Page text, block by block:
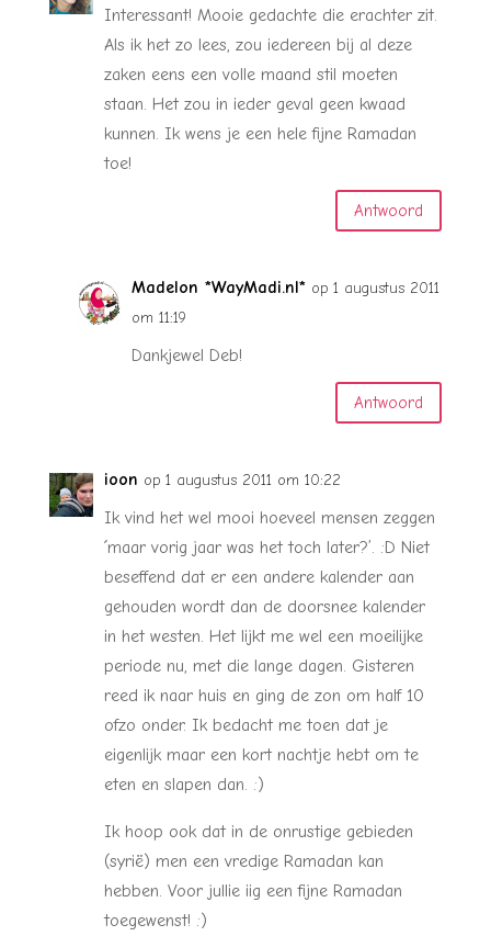
Interessant! Mooie gedachte die erachter zit.
Als ik het zo lees, zou iedereen bij al deze
zaken eens een volle maand stil moeten
staan. Het zou in ieder geval geen kwaad
kunnen. Ik wens je een hele fijne Ramadan
toe!
Antwoord
Madelon *WayMadi.nl* op 1 augustus 2011
om 11:19
Dankjewel Deb!
Antwoord
ioon op 1 augustus 2011 om 10:22
Ik vind het wel mooi hoeveel mensen zeggen
´maar vorig jaar was het toch later?’. :D Niet
beseffend dat er een andere kalender aan
gehouden wordt dan de doorsnee kalender
in het westen. Het lijkt me wel een moeilijke
periode nu, met die lange dagen. Gisteren
reed ik naar huis en ging de zon om half 10
ofzo onder. Ik bedacht me toen dat je
eigenlijk maar een kort nachtje hebt om te
eten en slapen dan. :)
Ik hoop ook dat in de onrustige gebieden
(syrië) men een vredige Ramadan kan
hebben. Voor jullie iig een fijne Ramadan
toegewenst! :)